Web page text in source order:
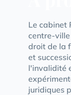
Le cabinet
centre-ville
droit de la
et
l'invalidité
juridiques